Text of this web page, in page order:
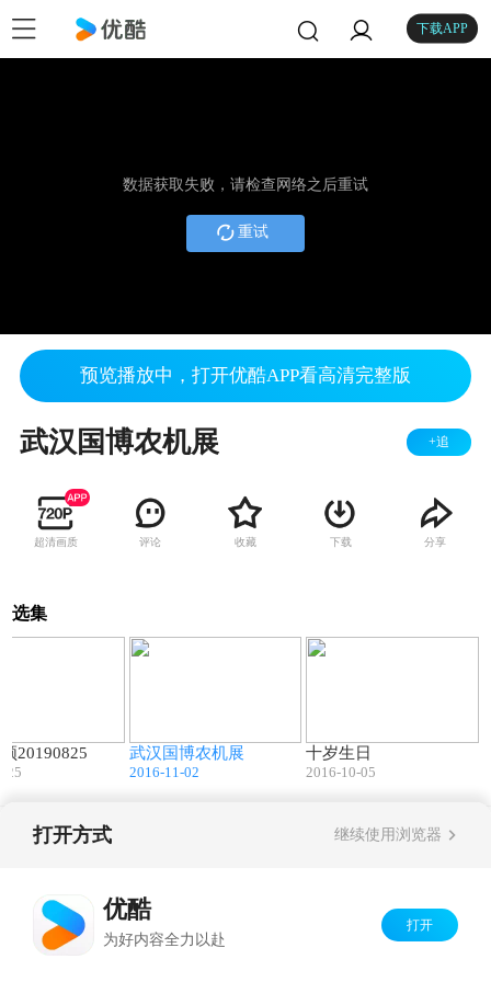
下载APP
数据获取失败，请检查网络之后重试
重试
预览播放中，打开优酷APP看高清完整版
武汉国博农机展 +追
超清画质 评论 收藏 下载 分享
选集
20190825
25
武汉国博农机展
2016-11-02
十岁生日
2016-10-05
版权所有
打开方式 继续使用浏览器
优酷
为好内容全力以赴
打开